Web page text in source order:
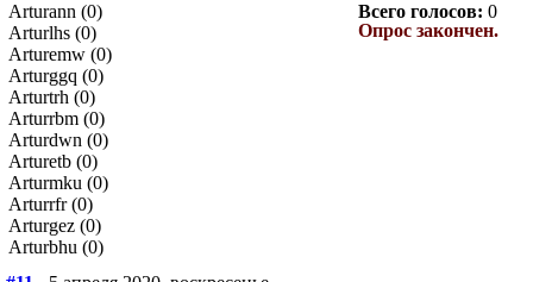
Arturann (0)
Arturlhs (0)
Arturemw (0)
Arturggq (0)
Arturtrh (0)
Arturrbm (0)
Arturdwn (0)
Arturetb (0)
Arturmku (0)
Arturrfr (0)
Arturgez (0)
Arturbhu (0)
Всего голосов: 0
Опрос закончен.